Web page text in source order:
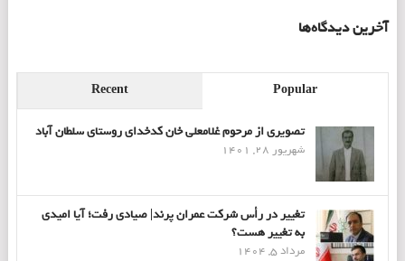
آخرین دیدگاه‌ها
Popular
Recent
تصویری از مرحوم غلامعلی خان کدخدای روستای سلطان آباد
شهریور 28, 1401
تغییر در رأس شرکت عمران پرند| صیادی رفت؛ آیا امیدی
به تغییر هست؟
مرداد 5, 1404